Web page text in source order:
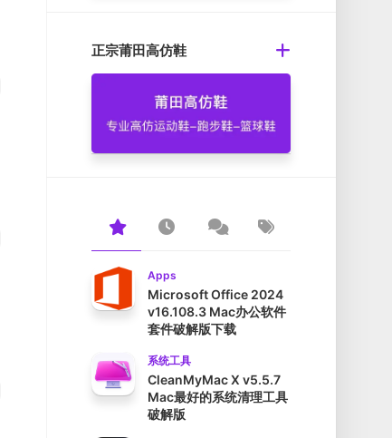
正宗莆田高仿鞋
Apps
Microsoft Office 2024
v16.108.3 Mac办公软件
套件破解版下载
系统工具
CleanMyMac X v5.5.7
Mac最好的系统清理工具
破解版